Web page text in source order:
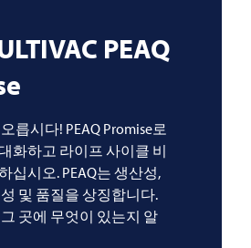
PEAQ
릅시다! PEAQ Promise로
화하고 라이프 사이클 비
십시오. PEAQ는 생산성,
및 품질을 상징합니다.
곳에 무엇이 있는지 알